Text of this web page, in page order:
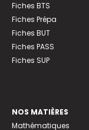
Fiches BTS
Fiches Prépa
Fiches BUT
Fiches PASS
Fiches SUP
NOS MATIÈRES
Mathématiques